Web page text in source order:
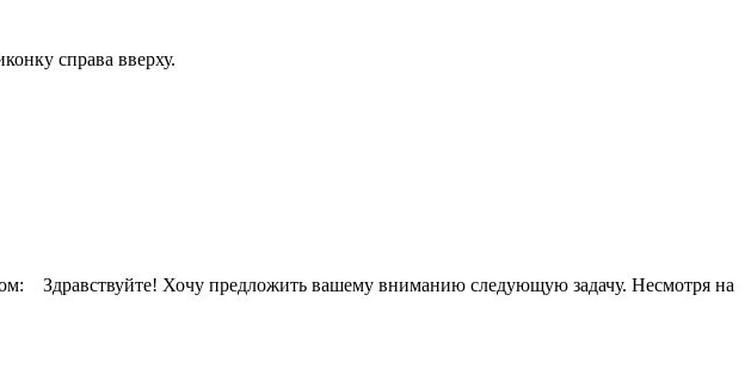
справа вверху.
Здравствуйте! Хочу предложить вашему вниманию следующую задачу. Несмотря на